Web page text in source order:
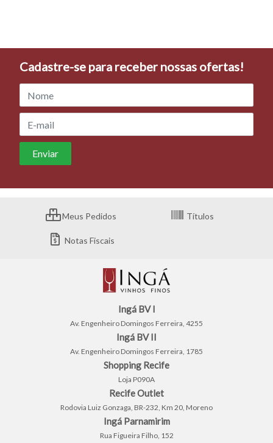
Cadastre-se para receber nossas ofertas!
Meus Pedidos Títulos
Notas Fiscais
Ingá BV I
Av. Engenheiro Domingos Ferreira, 4255
Ingá BV II
Av. Engenheiro Domingos Ferreira, 1785
Shopping Recife
Loja P090A
Recife Outlet
Rodovia Luiz Gonzaga, BR-232, Km 20, Moreno
Ingá Parnamirim
Rua Figueira Filho, 152